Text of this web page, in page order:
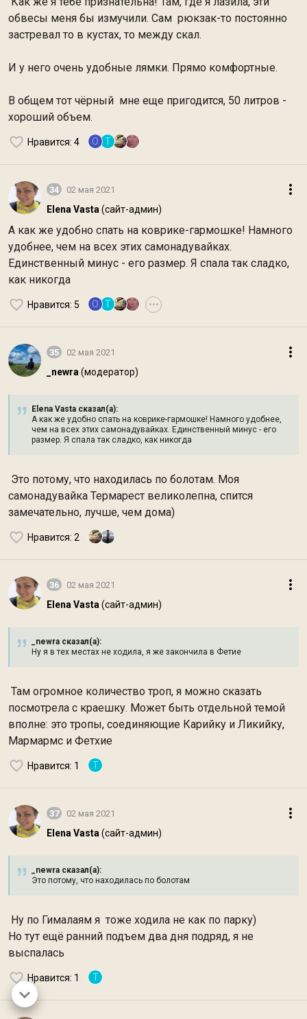
обвесы меня бы измучили. Сам рюкзак-то постоянно
застревал то в кустах, то между скал.
И у него очень удобные лямки. Прямо комфортные.
В общем тот чёрный мне еще пригодится, 50 литров -
хороший объем.
Нравится: 4 O Т
34 02 мая 2021
Elena Vasta (сайт-админ)
А как же удобно спать на коврике-гармошке! Намного
удобнее, чем на всех этих самонадувайках.
Единственный минус - его размер. Я спала так сладко,
как никогда
Нравится: 5 O Т •••
35 02 мая 2021
_newra (модератор)
Elena Vasta сказал(а):
А как же удобно спать на коврике-гармошке! Намного удобнее,
чем на всех этих самонадувайках. Единственный минус - его
размер. Я спала так сладко, как никогда
Это потому, что находилась по болотам. Моя
самонадувайка Термарест великолепна, спится
замечательно, лучше, чем дома)
Нравится: 2
36 02 мая 2021
Elena Vasta (сайт-админ)
_newra сказал(а):
Ну я в тех местах не ходила, я же закончила в Фетие
Там огромное количество троп, я можно сказать
посмотрела с краешку. Может быть отдельной темой
вполне: это тропы, соединяющие Карийку и Ликийку,
Мармармс и Фетхие
Нравится: 1 Т
37 02 мая 2021
Elena Vasta (сайт-админ)
_newra сказал(а):
Это потому, что находилась по болотам
Ну по Гималаям я тоже ходила не как по парку)
Но тут ещё ранний подъем два дня подряд, я не
выспалась
Нравится: 1 Т